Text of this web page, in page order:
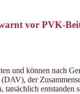
vor PVK-
und können nach
der